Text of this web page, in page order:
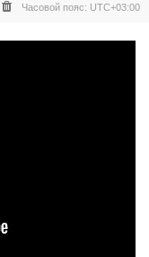
Часовой пояс: UTC+03:00